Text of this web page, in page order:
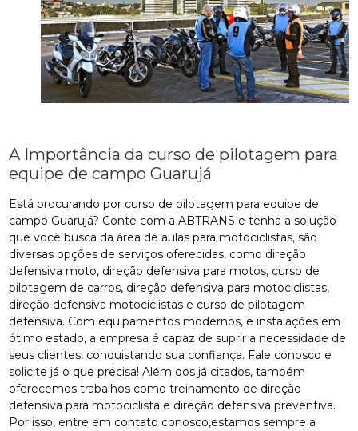
A Importância da curso de pilotagem para
equipe de campo Guarujá
Está procurando por curso de pilotagem para equipe de
campo Guarujá? Conte com a ABTRANS e tenha a solução
que você busca da área de aulas para motociclistas, são
diversas opções de serviços oferecidas, como direção
defensiva moto, direção defensiva para motos, curso de
pilotagem de carros, direção defensiva para motociclistas,
direção defensiva motociclistas e curso de pilotagem
defensiva. Com equipamentos modernos, e instalações em
ótimo estado, a empresa é capaz de suprir a necessidade de
seus clientes, conquistando sua confiança. Fale conosco e
solicite já o que precisa! Além dos já citados, também
oferecemos trabalhos como treinamento de direção
defensiva para motociclista e direção defensiva preventiva.
Por isso, entre em contato conosco,estamos sempre a